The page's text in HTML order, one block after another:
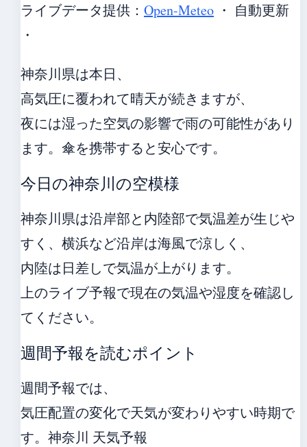
ライブデータ提供： Open-Meteo ・ 自動更新
・
神奈川県は本日、
高気圧に覆われて晴天が続きますが、
夜には湿った空気の影響で雨の可能性があり
ます。傘を携帯すると安心です。
今日の神奈川の空模様
神奈川県は沿岸部と内陸部で気温差が生じや
すく、横浜など沿岸は海風で涼しく、
内陸は日差しで気温が上がります。
上のライブ予報で現在の気温や湿度を確認し
てください。
週間予報を読むポイント
週間予報では、
気圧配置の変化で天気が変わりやすい時期で
す。神奈川 天気予報